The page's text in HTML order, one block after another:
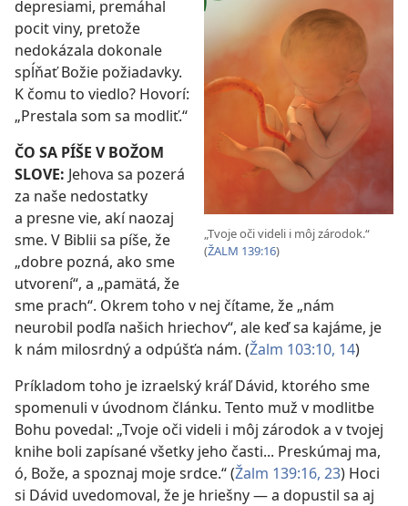
„Tvoje oči videli i môj zárodok.“ ​
(ŽALM 139:16)
depresiami, premáhal
pocit viny, pretože
nedokázala dokonale
spĺňať Božie požiadavky.
K čomu to viedlo? Hovorí:
„Prestala som sa modliť.“
ČO SA PÍŠE V BOŽOM
SLOVE: Jehova sa pozerá
za naše nedostatky
a presne vie, akí naozaj
sme. V Biblii sa píše, že
„dobre pozná, ako sme
utvorení“, a „pamätá, že
sme prach“. Okrem toho v nej čítame, že „nám
neurobil podľa našich hriechov“, ale keď sa kajáme, je
k nám milosrdný a odpúšťa nám. (Žalm 103:10, 14)
Príkladom toho je izraelský kráľ Dávid, ktorého sme
spomenuli v úvodnom článku. Tento muž v modlitbe
Bohu povedal: „Tvoje oči videli i môj zárodok a v tvojej
knihe boli zapísané všetky jeho časti... Preskúmaj ma,
ó, Bože, a spoznaj moje srdce.“ ​(Žalm 139:16, 23) Hoci
si Dávid uvedomoval, že je hriešny — a dopustil sa aj